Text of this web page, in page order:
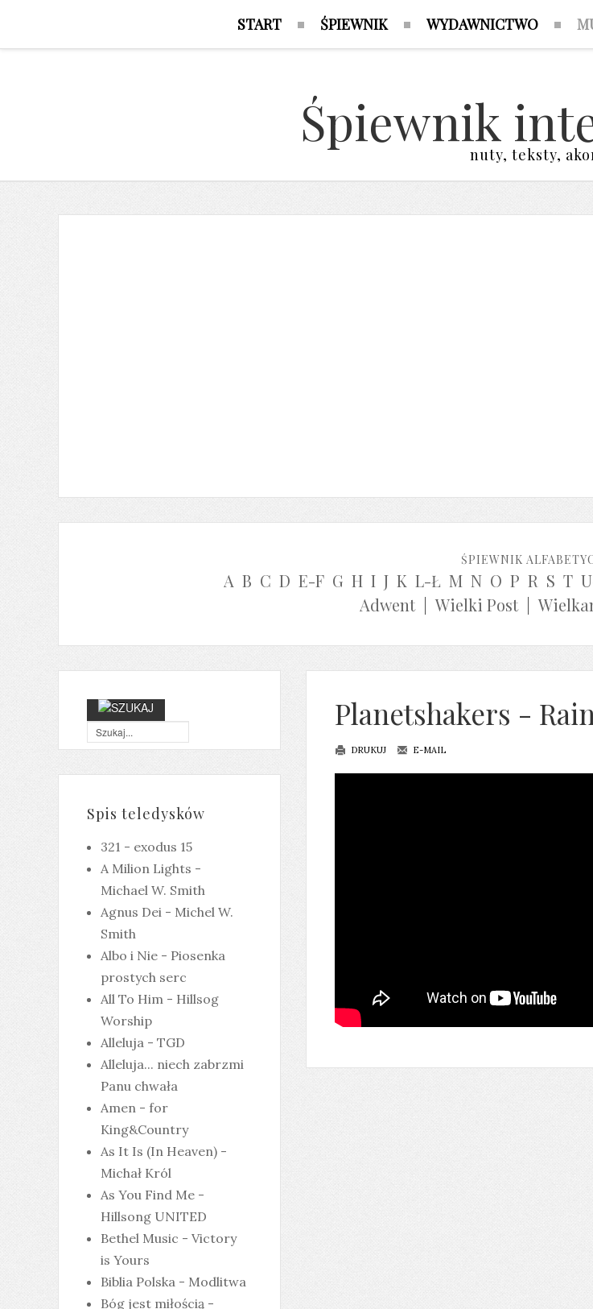
START ŚPIEWNIK WYDAWNICTWO
Śpiewnik
nuty, teksty,
ŚPIEWNIK
A B C D E-F G H I J K L-Ł M N O P R S T
Adwent| Wielki Post|
Spis teledysków
321 - exodus 15
A Milion Lights -
Michael W. Smith
Agnus Dei - Michel W.
Smith
Albo i Nie - Piosenka
prostych serc
All To Him - Hillsog
Worship
Alleluja - TGD
Alleluja... niech zabrzmi
Panu chwała
Amen - for
King&Country
As It Is (In Heaven) -
Michał Król
As You Find Me -
Hillsong UNITED
Bethel Music - Victory
is Yours
Biblia Polska - Modlitwa
Bóg jest miłością -
Planetshakers -
DRUKUJ E-MAIL